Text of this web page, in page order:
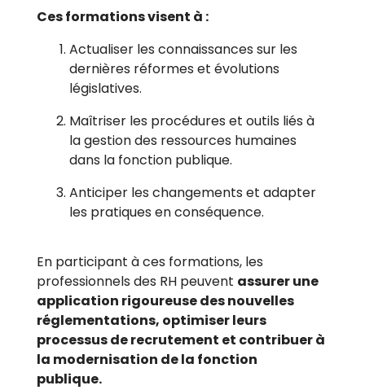
Ces formations visent à :
Actualiser les connaissances sur les
dernières réformes et évolutions
législatives.
Maîtriser les procédures et outils liés à
la gestion des ressources humaines
dans la fonction publique.
Anticiper les changements et adapter
les pratiques en conséquence.
En participant à ces formations, les
professionnels des RH peuvent assurer une
application rigoureuse des nouvelles
réglementations, optimiser leurs
processus de recrutement et contribuer à
la modernisation de la fonction
publique.